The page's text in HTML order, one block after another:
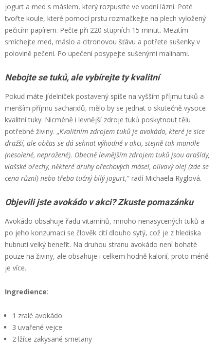
jogurt a med s máslem, který rozpusťte ve vodní lázni. Poté
tvořte koule, které pomocí prstu rozmačkejte na plech vyložený
pečicím papírem. Pečte při 220 stupních 15 minut. Mezitím
smíchejte med, máslo a citronovou šťávu a potřete sušenky v
polovině pečení. Po upečení posypejte sušenými malinami.
Nebojte se tuků, ale vybírejte ty kvalitní
Pokud máte jídelníček postavený spíše na vyšším příjmu tuků a
menším příjmu sacharidů, mělo by se jednat o skutečně vysoce
kvalitní tuky. Nicméně i levnější zdroje tuků poskytnout tělu
potřebné živiny. „Kvalitním zdrojem tuků je avokádo, které je sice
dražší, ale občas se dá sehnat výhodně v akci, stejně tak mandle
(nesolené, nepražené). Obecně levnějším zdrojem tuků jsou arašídy,
vlašské ořechy, některé druhy ořechových másel, olivový olej (zde se
cena různí) nebo třeba tučný bílý jogurt,“ radí Michaela Ryglová.
Objevili jste avokádo v akci? Zkuste pomazánku
Avokádo obsahuje řadu vitamínů, mnoho nenasycených tuků a
po jeho konzumaci se člověk cítí dlouho sytý, což je z hlediska
hubnutí velký benefit. Na druhou stranu avokádo není bohaté
pouze na živiny, ale obsahuje i celkem hodně kalorií, proto méně
je více.
Ingredience:
1 zralé avokádo
3 uvařené vejce
2 lžíce zakysané smetany